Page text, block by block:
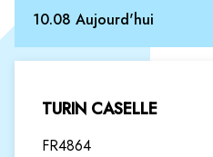
10.08 Aujourd'hui
FR4864
TURIN CASELLE